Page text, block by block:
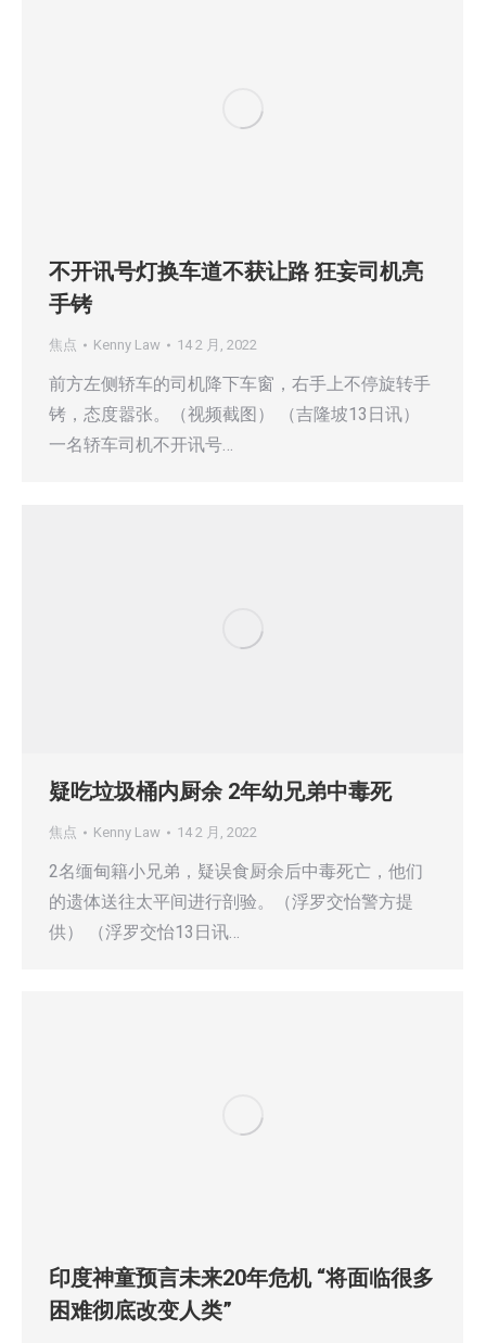
不开讯号灯换车道不获让路 狂妄司机亮
手铐
焦点 Kenny Law 14 2 月, 2022
前方左侧轿车的司机降下车窗，右手上不停旋转手
铐，态度嚣张。（视频截图） （吉隆坡13日讯）
一名轿车司机不开讯号…
疑吃垃圾桶内厨余 2年幼兄弟中毒死
焦点 Kenny Law 14 2 月, 2022
2名缅甸籍小兄弟，疑误食厨余后中毒死亡，他们
的遗体送往太平间进行剖验。（浮罗交怡警方提
供） （浮罗交怡13日讯…
印度神童预言未来20年危机 “将面临很多
困难彻底改变人类”